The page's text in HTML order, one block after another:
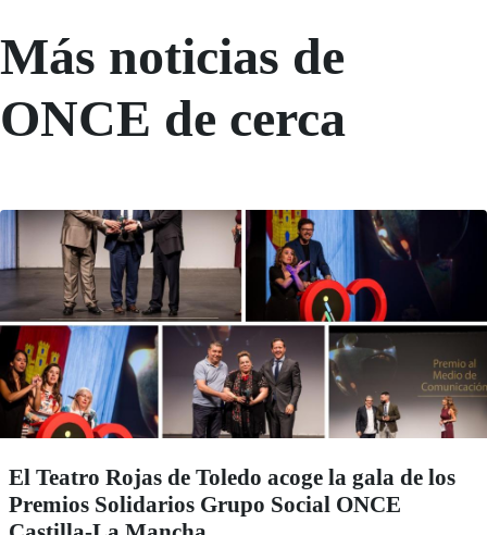
Más noticias de
ONCE de cerca
El Teatro Rojas de Toledo acoge la gala de los
Premios Solidarios Grupo Social ONCE